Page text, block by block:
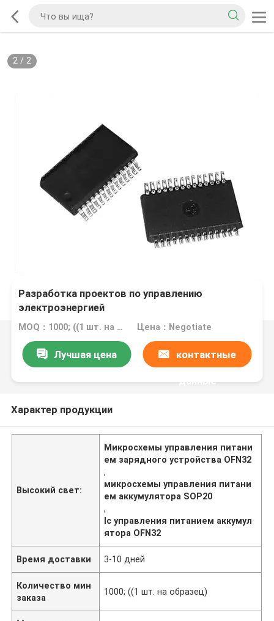
2/ 2
Разработка проектов по управлению
электроэнергией
MOQ：1000; ((1 шт. на образец) Цена：Negotiate
Лучшая цена контактные
данные
Характер продукции
Высокий свет:
Микросхемы управления питани
ем зарядного устройства OFN32
,
микросхемы управления питани
ем аккумулятора SOP20
,
Ic управления питанием аккумул
ятора OFN32
Время доставки 3-10 дней
Количество мин
заказа
1000; ((1 шт. на образец)